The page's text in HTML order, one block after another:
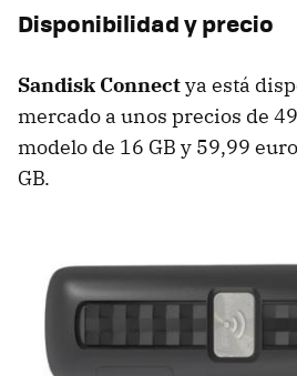
Disponibilidad y precio
Sandisk Connectya está
mercado a unos precios de
modelo de 16 GB y 59,99
GB.